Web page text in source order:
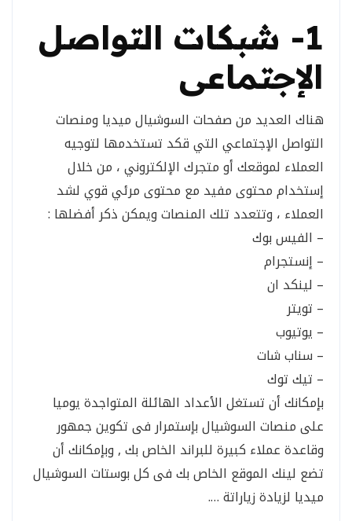
1- شبكات التواصل
الإجتماعى
هناك العديد من صفحات السوشيال ميديا ومنصات
التواصل الإجتماعي التي قكد تستخدمها لتوجيه
العملاء لموقعك أو متجرك الإلكتروني ، من خلال
إستخدام محتوى مفيد مع محتوى مرئي قوي لشد
العملاء ، وتتعدد تلك المنصات ويمكن ذكر أفضلها :
– الفيس بوك
– إنستجرام
– لينكد ان
– تويتر
– يوتيوب
– سناب شات
– تيك توك
بإمكانك أن تستغل الأعداد الهائلة المتواجدة يوميا
على منصات السوشيال بإستمرار فى تكوين جمهور
وقاعدة عملاء كبيرة للبراند الخاص بك , وبإمكانك أن
تضع لينك الموقع الخاص بك فى كل بوستات السوشيال
ميديا لزيادة زياراتة ….